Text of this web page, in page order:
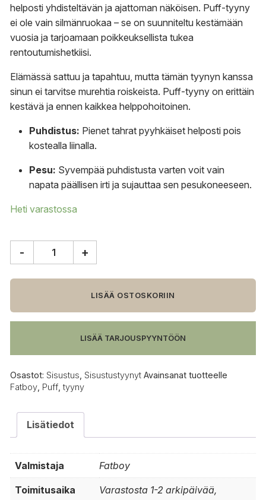
helposti yhdisteltävän ja ajattoman näköisen. Puff-tyyny
ei ole vain silmänruokaa – se on suunniteltu kestämään
vuosia ja tarjoamaan poikkeuksellista tukea
rentoutumishetkiisi.
Elämässä sattuu ja tapahtuu, mutta tämän tyynyn kanssa
sinun ei tarvitse murehtia roiskeista. Puff-tyyny on erittäin
kestävä ja ennen kaikkea helppohoitoinen.
Puhdistus: Pienet tahrat pyyhkäiset helposti pois
kostealla liinalla.
Pesu: Syvempää puhdistusta varten voit vain
napata päällisen irti ja sujauttaa sen pesukoneeseen.
Heti varastossa
Boucle
beige
määrä
- +
LISÄÄ OSTOSKORIIN
LISÄÄ TARJOUSPYYNTÖÖN
Osastot: Sisustus Sisustustyynyt Avainsanat tuotteelle
Fatboy Puff ,tyyny
Lisätiedot
Valmistaja Fatboy
Toimitusaika
Varastosta 1-2 arkipäivää,